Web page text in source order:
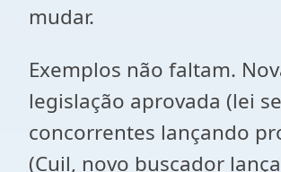
mudar.
Exemplos não faltam.
legislação aprovada (lei
concorrentes lançando
(Cuil, novo buscador